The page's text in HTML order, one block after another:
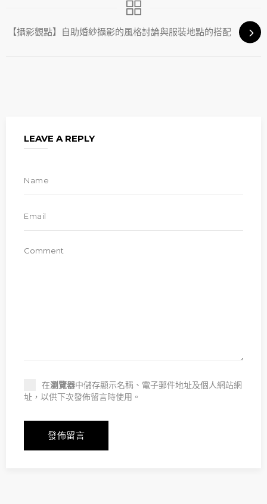
【攝影觀點】自助婚紗攝影的風格討論與服裝地點的搭配
LEAVE A REPLY
在瀏覽器中儲存顯示名稱、電子郵件地址及個人網站網
址，以供下次發佈留言時使用。